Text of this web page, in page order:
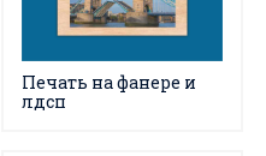
Печать на фанере и
лдсп